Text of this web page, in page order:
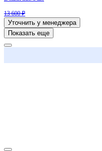
13 600 ₽
Уточнить у менеджера
Показать еще